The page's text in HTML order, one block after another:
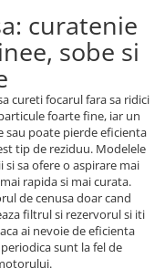
curatenie
sobe si
cureti focarul fara sa ridici
foarte fine, iar un
sau poate pierde eficienta
tip de reziduu. Modelele
sa ofere o aspirare mai
rapida si mai curata.
de cenusa doar cand
filtrul si rezervorul si iti
ai nevoie de eficienta
sunt la fel de